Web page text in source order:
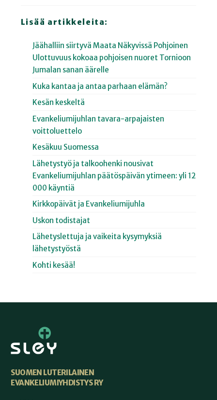
Lisää artikkeleita:
Jäähalliin siirtyvä Maata Näkyvissä Pohjoinen
Ulottuvuus kokoaa pohjoisen nuoret Tornioon
Jumalan sanan äärelle
Kuka kantaa ja antaa parhaan elämän?
Kesän keskeltä
Evankeliumijuhlan tavara-arpajaisten
voittoluettelo
Kesäkuu Suomessa
Lähetystyö ja talkoohenki nousivat
Evankeliumijuhlan päätöspäivän ytimeen: yli 12
000 käyntiä
Kirkkopäivät ja Evankeliumijuhla
Uskon todistajat
Lähetyslettuja ja vaikeita kysymyksiä
lähetystyöstä
Kohti kesää!
SUOMEN LUTERILAINEN
EVANKELIUMIYHDISTYS RY